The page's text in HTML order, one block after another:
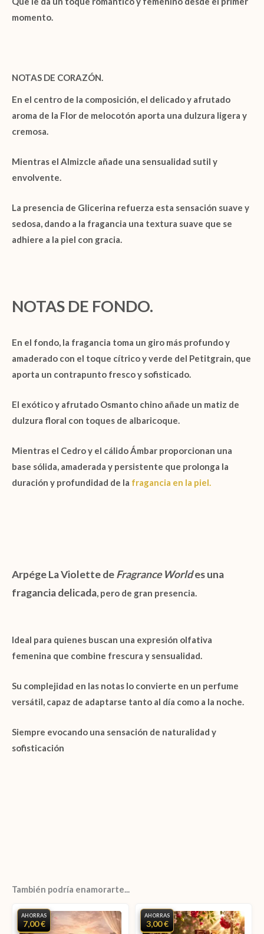
momento.
NOTAS DE CORAZÓN.
En el centro de la composición, el delicado y afrutado
aroma de la Flor de melocotón aporta una dulzura ligera y
cremosa.
Mientras el Almizcle añade una sensualidad sutil y
envolvente.
La presencia de Glicerina refuerza esta sensación suave y
sedosa, dando a la fragancia una textura suave que se
adhiere a la piel con gracia.
NOTAS DE FONDO.
En el fondo, la fragancia toma un giro más profundo y
amaderado con el toque cítrico y verde del Petitgrain, que
aporta un contrapunto fresco y sofisticado.
El exótico y afrutado Osmanto chino añade un matiz de
dulzura floral con toques de albaricoque.
Mientras el Cedroy el cálidoÁmbar proporcionan una
base sólida, amaderada y persistente que prolonga la
duración y profundidad de la fragancia en la piel.
Arpége La ViolettedeFragrance Worldes una
fragancia delicada, pero de gran presencia.
Ideal para quienes buscan una expresión olfativa
femenina que combine frescura y sensualidad.
Su complejidad en las notas lo convierte en un perfume
versátil, capaz de adaptarse tanto al día como a la noche.
Siempre evocando una sensación de naturalidad y
sofisticación
También podría enamorarte...
AHORRAS
7,00 €
AHORRAS
3,00 €